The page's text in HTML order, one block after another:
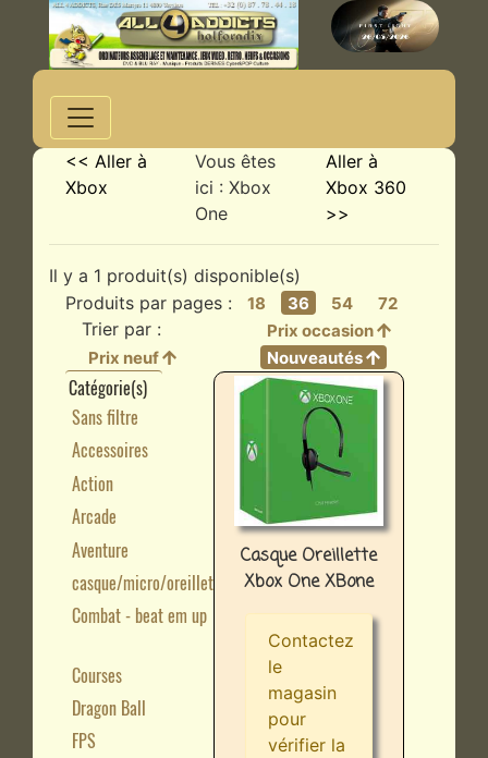
<< Aller à
Xbox
Vous êtes
ici : Xbox
One
Aller à
Xbox 360
>>
Il y a 1 produit(s) disponible(s)
Produits par pages :
18 36 54 72
Trier par :
Prix occasion
Prix neuf
Nouveautés
Catégorie(s)
Sans filtre
Accessoires
Action
Arcade
Aventure
casque/micro/oreillette
Combat - beat em up
Courses
Dragon Ball
FPS
Casque Oreillette
Xbox One XBone
Contactez
le
magasin
pour
vérifier la